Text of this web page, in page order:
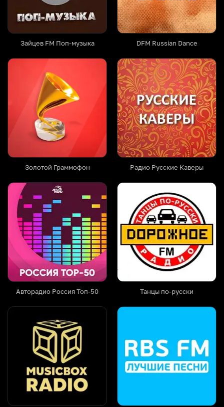
Зайцев FM Поп-музыка DFM Russian Dance
Золотой Граммофон Радио Русские Каверы
Авторадио Россия Топ-50 Танцы по-русски